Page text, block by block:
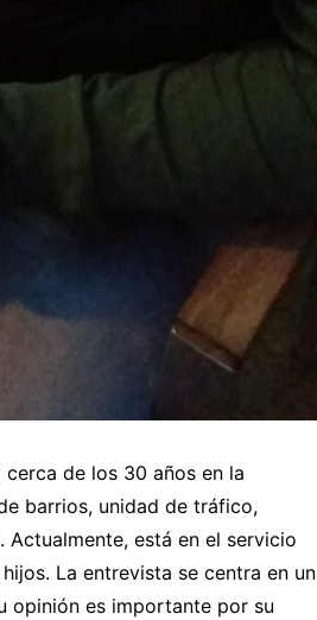
de los 30 años en la
barrios, unidad de tráfico,
está en el servicio
La entrevista se centra en un
opinión es importante por su